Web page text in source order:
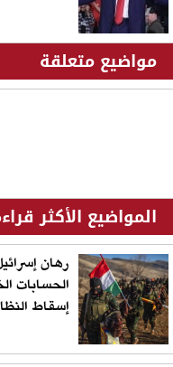
مواضيع متعلقة
المواضيع الأكثر
رهان
الحسابات
إسقاط